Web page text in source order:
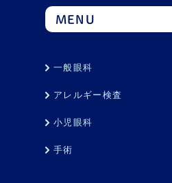
MENU
一般眼科
アレルギー検査
小児眼科
手術